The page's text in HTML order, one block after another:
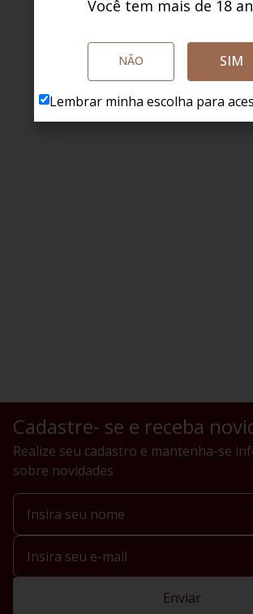
Cadastre- se e receba
Realize seu cadastro e mantenha-se
sobre novidades
Enviar
Você tem mais de 18
NÃO SIM
Lembrar minha escolha para